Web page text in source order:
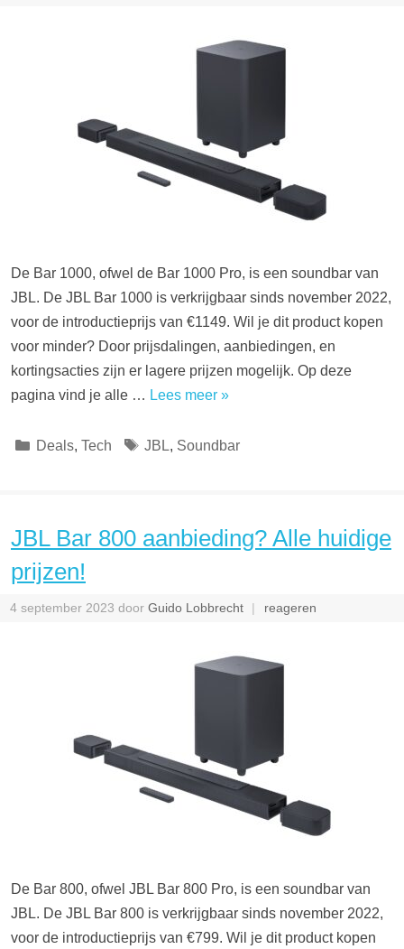
De Bar 1000, ofwel de Bar 1000 Pro, is een soundbar van
JBL. De JBL Bar 1000 is verkrijgbaar sinds november 2022,
voor de introductieprijs van €1149. Wil je dit product kopen
voor minder? Door prijsdalingen, aanbiedingen, en
kortingsacties zijn er lagere prijzen mogelijk. Op deze
pagina vind je alle … Lees meer »
Categorieën
Deals, Tech Tags
JBL, Soundbar
JBL Bar 800 aanbieding? Alle huidige
prijzen!
4 september 2023 door Guido Lobbrecht reageren
De Bar 800, ofwel JBL Bar 800 Pro, is een soundbar van
JBL. De JBL Bar 800 is verkrijgbaar sinds november 2022,
voor de introductieprijs van €799. Wil je dit product kopen